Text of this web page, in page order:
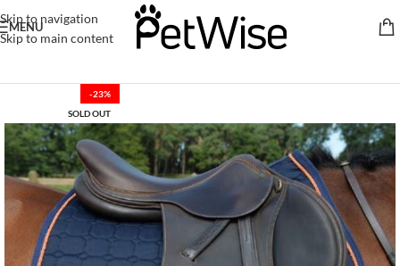
Skip to navigation
Skip to main content
MENU
-23%
SOLD OUT